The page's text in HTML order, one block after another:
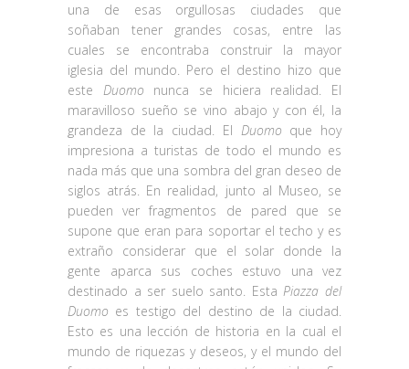
una de esas orgullosas ciudades que
soñaban tener grandes cosas, entre las
cuales se encontraba construir la mayor
iglesia del mundo. Pero el destino hizo que
este Duomo nunca se hiciera realidad. El
maravilloso sueño se vino abajo y con él, la
grandeza de la ciudad. El Duomo que hoy
impresiona a turistas de todo el mundo es
nada más que una sombra del gran deseo de
siglos atrás. En realidad, junto al Museo, se
pueden ver fragmentos de pared que se
supone que eran para soportar el techo y es
extraño considerar que el solar donde la
gente aparca sus coches estuvo una vez
destinado a ser suelo santo. EstaPiazza del
Duomo es testigo del destino de la ciudad.
Esto es una lección de historia en la cual el
mundo de riquezas y deseos, y el mundo del